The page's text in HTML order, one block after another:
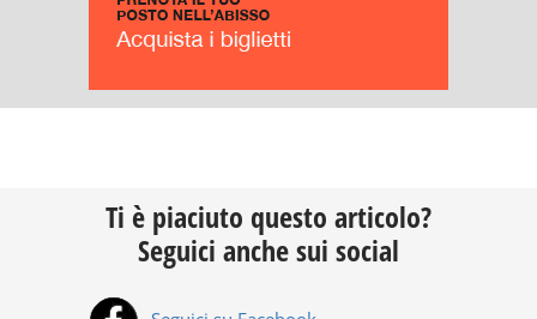
Ti è piaciuto questo articolo?
Seguici anche sui social